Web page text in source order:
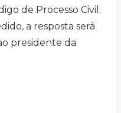
de Processo Civil.
a resposta será
presidente da